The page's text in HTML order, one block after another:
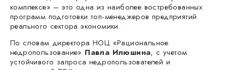
комплексе» – это одна из наиболее востребованных
программ подготовки топ-менеджеров предприятий
реального сектора экономики.
По словам директора НОЦ «Рациональное
недропользование» Павла Илюшина, с учетом
устойчивого запроса недропользователей и